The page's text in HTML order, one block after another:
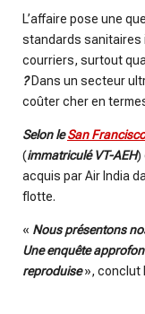
L’affaire pose une
standards sanitaires
courriers, surtout
?Dans un secteur
coûter cher en
Selon leSan
(immatriculé VT-AEH)
acquis par Air India
flotte.
« Nous présentons
Une enquête
reproduise», conclut